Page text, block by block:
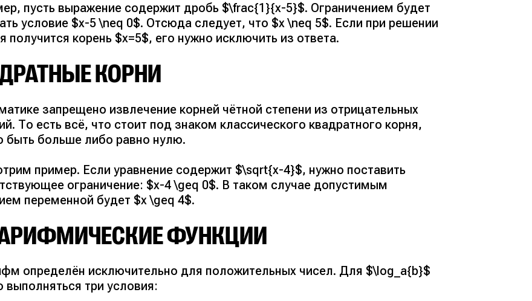
пусть выражение содержит дробь $\frac{1}{x-5}$. Ограничением будет
условие $x-5 \neq 0$. Отсюда следует, что $x \neq 5$. Если при решении
получится корень $x=5$, его нужно исключить из ответа.
КОРНИ
запрещено извлечение корней чётной степени из отрицательных
То есть всё, что стоит под знаком классического квадратного корня,
быть больше либо равно нулю.
пример. Если уравнение содержит $\sqrt{x-4}$, нужно поставить
ограничение: $x-4 \geq 0$. В таком случае допустимым
переменной будет $x \geq 4$.
ФУНКЦИИ
определён исключительно для положительных чисел. Для $\log_a{b}$
выполняться три условия: